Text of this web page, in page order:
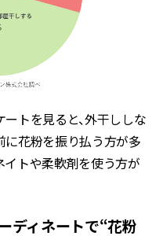
トを見ると、外干ししな
に花粉を振り払う方が多
イトや柔軟剤を使う方が
ディネートで“花粉